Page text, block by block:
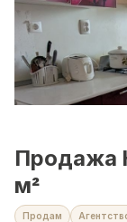
Продажа
м²
Продам